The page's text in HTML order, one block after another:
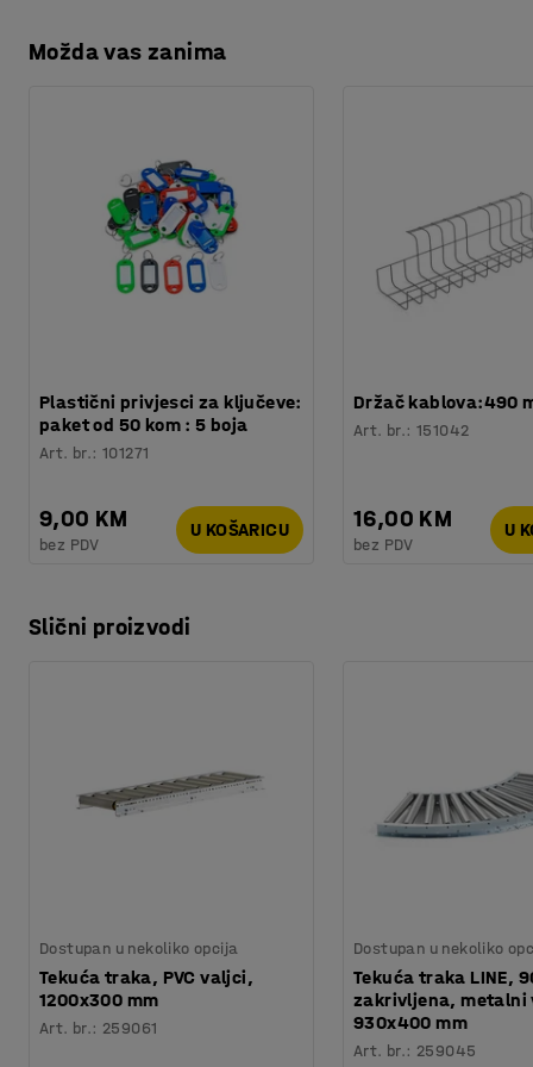
Možda vas zanima
Plastični privjesci za ključeve:
paket od 50 kom : 5 boja
Art. br.:101271
9,00 KM
bez PDV
U KOŠARICU
Držač kablova:490
Art. br.:151042
16,00 KM
bez PDV
U
Slični proizvodi
Dostupan u nekoliko opcija
Tekuća traka, PVC valjci,
1200x300 mm
Art. br.: 259061
Dostupan u nekoliko
Tekuća traka LINE,
zakrivljena, metalni
930x400 mm
Art. br.: 259045